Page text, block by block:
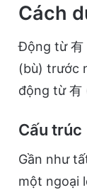
Cách
Động từ 有
(bù) trước
động từ 有
Cấu trúc
Gần như
một ngoại